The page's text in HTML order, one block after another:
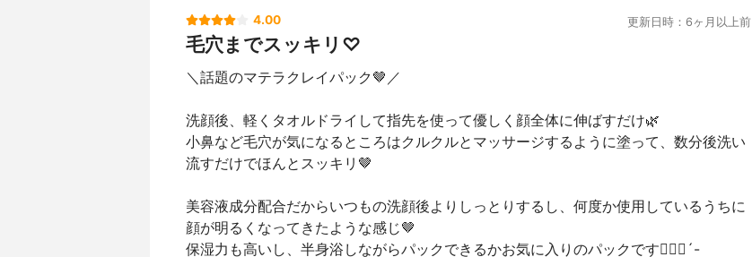
4.00 更新日時：6ヶ月以上前
毛穴までスッキリ♡
＼話題のマテラクレイパック🤎／
洗顔後、軽くタオルドライして指先を使って優しく顔全体に伸ばすだけ🌿
小鼻など毛穴が気になるところはクルクルとマッサージするように塗って、数分後洗い
流すだけでほんとスッキリ🤎
美容液成分配合だからいつもの洗顔後よりしっとりするし、何度か使用しているうちに
顔が明るくなってきたような感じ🤎
保湿力も高いし、半身浴しながらパックできるかお気に入りのパックです🙋🏻‍♀️´-